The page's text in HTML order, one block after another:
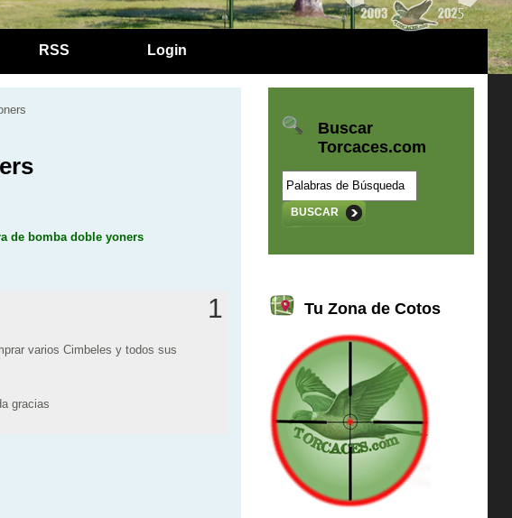
RSS Login
1
varios Cimbeles y todos sus
gracias
Buscar
Torcaces.com
BUSCAR
Tu Zona de Cotos